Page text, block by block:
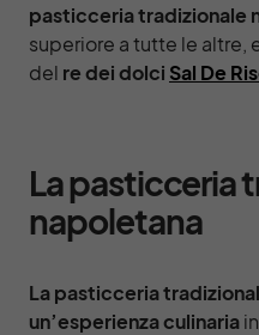
pasticceriatradizionale
superiore a tutte le altre,
del re dei dolci Sal De
La pasticceria
napoletana
La pasticceria
un’esperienza culinaria